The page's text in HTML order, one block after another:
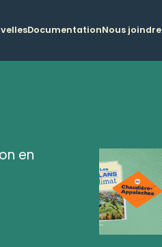
DocumentationNous joindre
en